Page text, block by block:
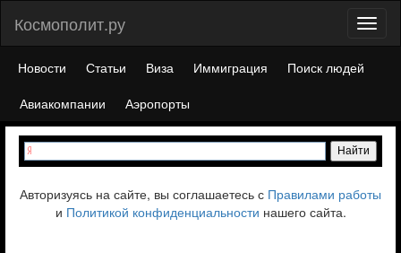
Космополит.ру
Новости Статьи Виза Иммиграция
Поиск людей
Авиакомпании
Аэропорты
Авторизуясь на сайте, вы соглашаетесь с Правилами работы
и Политикой конфиденциальности нашего сайта.